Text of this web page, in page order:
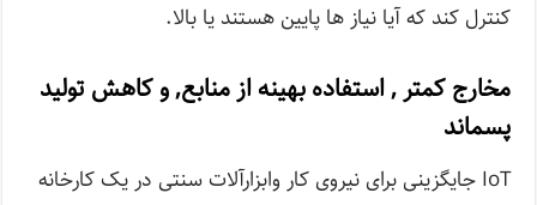
کنترل کند که آیا نیاز ها پایین هستند یا بالا.
مخارج کمتر , استفاده بهینه از منابع, و کاهش تولید
پسماند
IoT جایگزینی برای نیروی کار وابزارآلات سنتی در یک کارخانه